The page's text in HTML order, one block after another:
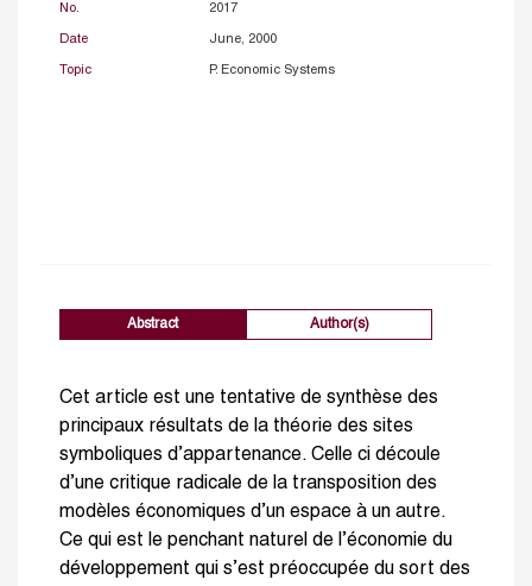
No. 2017
Date June, 2000
Topic P. Economic Systems
Abstract Author(s)
Cet article est une tentative de synthèse des
principaux résultats de la théorie des sites
symboliques d’appartenance. Celle ci découle
d’une critique radicale de la transposition des
modèles économiques d’un espace à un autre.
Ce qui est le penchant naturel de l’économie du
développement qui s’est préoccupée du sort des